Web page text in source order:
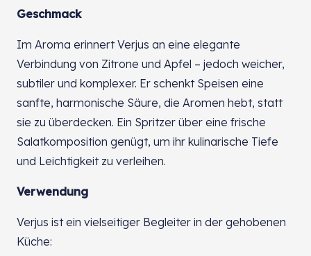
Geschmack
Im Aroma erinnert Verjus an eine elegante
Verbindung von Zitrone und Apfel – jedoch weicher,
subtiler und komplexer. Er schenkt Speisen eine
sanfte, harmonische Säure, die Aromen hebt, statt
sie zu überdecken. Ein Spritzer über eine frische
Salatkomposition genügt, um ihr kulinarische Tiefe
und Leichtigkeit zu verleihen.
Verwendung
Verjus ist ein vielseitiger Begleiter in der gehobenen
Küche: